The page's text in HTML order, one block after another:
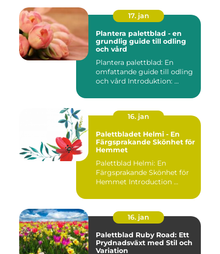
17. jan
Plantera palettblad - en
grundlig guide till odling
och vård
Plantera palettblad: En
omfattande guide till odling
och vård Introduktion: ...
16. jan
Palettbladet Helmi - En
Färgsprakande Skönhet för
Hemmet
Palettblad Helmi: En
Färgsprakande Skönhet för
Hemmet Introduction ...
16. jan
Palettblad Ruby Road: Ett
Prydnadsväxt med Stil och
Variation